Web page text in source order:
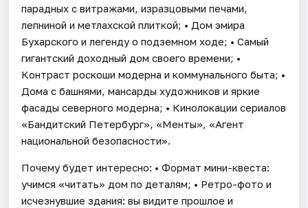
парадных с витражами, изразцовыми печами,
лепниной и метлахской плиткой; • Дом эмира
Бухарского и легенду о подземном ходе; • Самый
гигантский доходный дом своего времени; •
Контраст роскоши модерна и коммунального быта; •
Дома с башнями, мансарды художников и яркие
фасады северного модерна; • Кинолокации сериалов
«Бандитский Петербург», «Менты», «Агент
национальной безопасности».
Почему будет интересно: • Формат мини-квеста:
учимся «читать» дом по деталям; • Ретро-фото и
исчезнувшие здания: вы видите прошлое и